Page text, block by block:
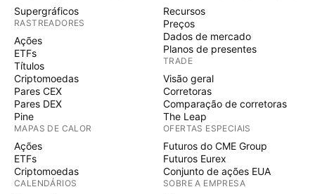
Supergráficos
RASTREADORES
Ações
ETFs
Títulos
Criptomoedas
Pares CEX
Pares DEX
Pine
MAPAS DE CALOR
Ações
ETFs
Criptomoedas
CALENDÁRIOS
Recursos
Preços
Dados de mercado
Planos de presentes
TRADE
Visão geral
Corretoras
Comparação de corretoras
The Leap
OFERTAS ESPECIAIS
Futuros do CME Group
Futuros Eurex
Conjunto de ações EUA
SOBRE A EMPRESA